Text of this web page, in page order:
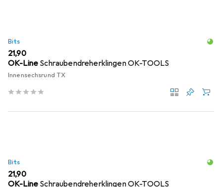
Bits
EUR
21,90
OK-Line Schraubendreherklingen OK-TOOLS
Innensechsrund TX
Bits
EUR
21,90
OK-Line Schraubendreherklingen OK-TOOLS